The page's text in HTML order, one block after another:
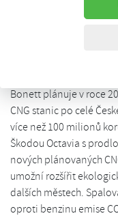
dodavatelem CNG
například pro
hodinu pro flotilu více
Bonett plánuje v roce
CNG stanic po celé
více než 100 milionů
Škodou Octavia s
nových plánovaných
umožní rozšířit
dalších městech.
oproti benzinu emise